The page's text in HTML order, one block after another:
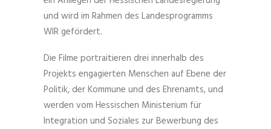
und wird im Rahmen des Landesprogramms
WIR gefördert.
Die Filme portraitieren drei innerhalb des
Projekts engagierten Menschen auf Ebene der
Politik, der Kommune und des Ehrenamts, und
werden vom Hessischen Ministerium für
Integration und Soziales zur Bewerbung des